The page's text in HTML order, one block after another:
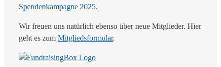
Spendenkampagne 2025.
Wir freuen uns natürlich ebenso über neue Mitglieder. Hier
geht es zum Mitgliedsformular.